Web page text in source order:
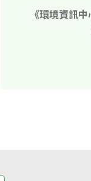
《環境資訊